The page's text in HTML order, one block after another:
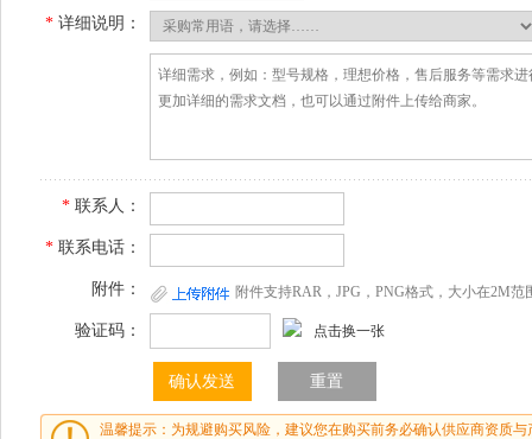
* 详细说明：
* 联系人：
* 联系电话：
附件： 附件支持RAR，JPG，PNG格式，大小在2M范
验证码： 点击换一张
温馨提示：为规避购买风险，建议您在购买前务必确认供应商资质与